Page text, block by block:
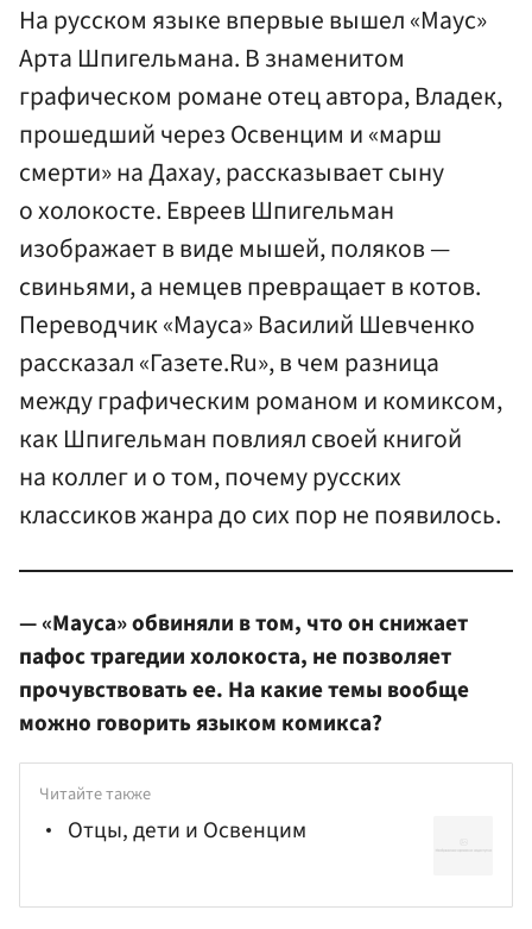
На русском языке впервые вышел «Маус»
Арта Шпигельмана. В знаменитом
графическом романе отец автора, Владек,
прошедший через Освенцим и «марш
смерти» на Дахау, рассказывает сыну
о холокосте. Евреев Шпигельман
изображает в виде мышей, поляков —
свиньями, а немцев превращает в котов.
Переводчик «Мауса» Василий Шевченко
рассказал «Газете.Ru», в чем разница
между графическим романом и комиксом,
как Шпигельман повлиял своей книгой
на коллег и о том, почему русских
классиков жанра до сих пор не появилось.
— «Мауса» обвиняли в том, что он снижает
пафос трагедии холокоста, не позволяет
прочувствовать ее. На какие темы вообще
можно говорить языком комикса?
Читайте также
Отцы, дети и Освенцим